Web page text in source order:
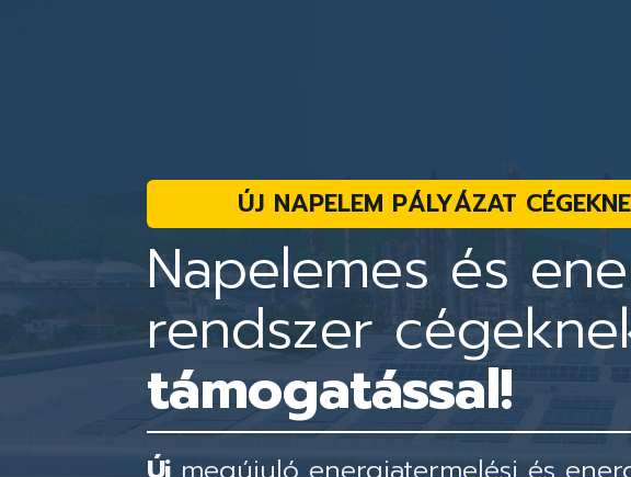
ÚJ NAPELEM PÁLYÁZAT
Napelemes és
rendszer
támogatással!